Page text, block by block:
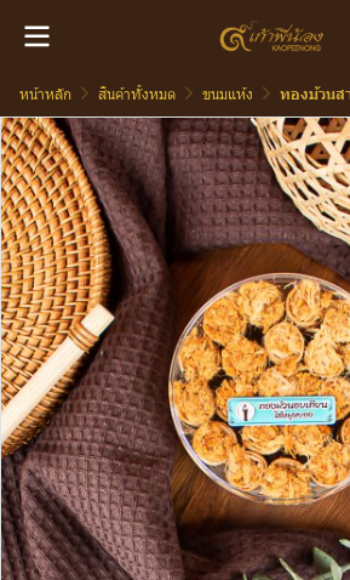
หน้าหลัก สินค้าทั้งหมด ขนมแห้ง ทองม้วนส